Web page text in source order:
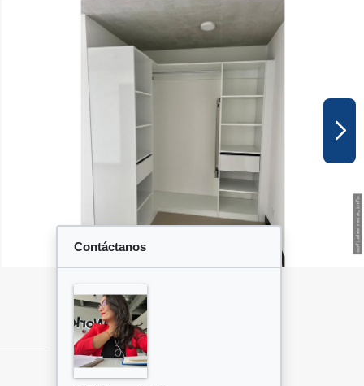
Contáctanos